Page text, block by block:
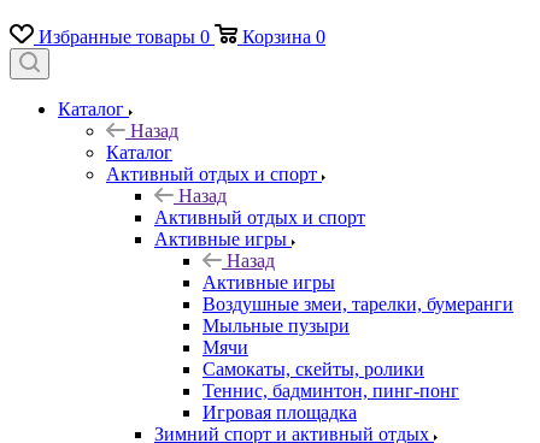
Избранные товары 0 Корзина 0
Каталог
Назад
Каталог
Активный отдых и спорт
Назад
Активный отдых и спорт
Активные игры
Назад
Активные игры
Воздушные змеи, тарелки, бумеранги
Мыльные пузыри
Мячи
Самокаты, скейты, ролики
Теннис, бадминтон, пинг-понг
Игровая площадка
Зимний спорт и активный отдых